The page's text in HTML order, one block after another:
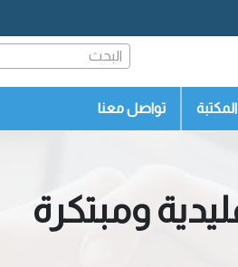
البحث
المكتبة تواصل معنا